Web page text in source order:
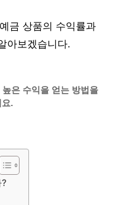
금 상품의 수익률과
아보겠습니다.
은 수익을 얻는 방법을
.